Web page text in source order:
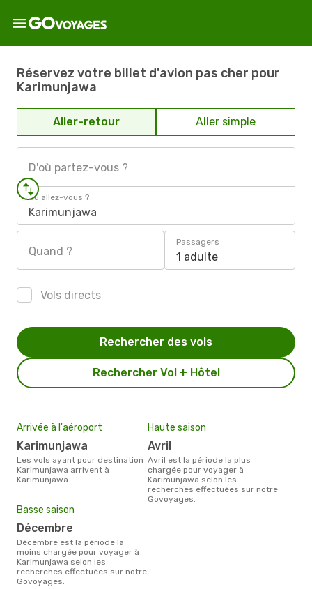
Réservez votre billet d'avion pas cher pour
Karimunjawa
Aller-retour Aller simple
D'où partez-vous ?
Où allez-vous ?
Karimunjawa
Quand ?
Passagers
1 adulte
Vols directs
Rechercher Vol + Hôtel
Rechercher des vols
Arrivée à l'aéroport
Karimunjawa
Les vols ayant pour destination
Karimunjawa arrivent à
Karimunjawa
Haute saison
avril
avril est la période la plus
chargée pour voyager à
Karimunjawa selon les
recherches effectuées sur notre
Govoyages.
Basse saison
décembre
décembre est la période la
moins chargée pour voyager à
Karimunjawa selon les
recherches effectuées sur notre
Govoyages.